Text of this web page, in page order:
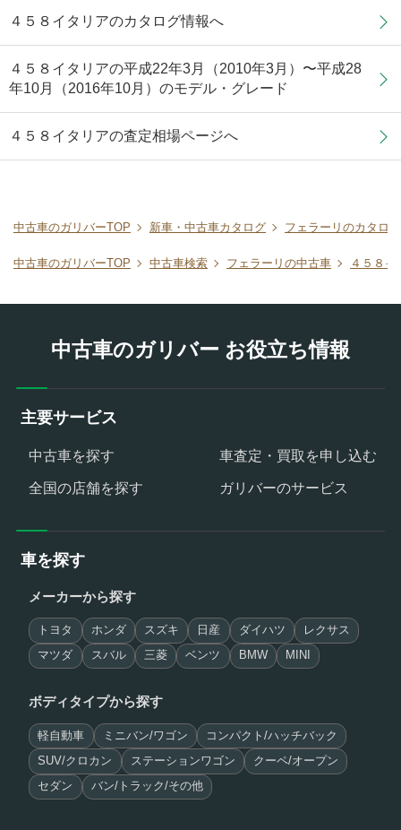
４５８イタリアのカタログ情報へ
４５８イタリアの平成22年3月（2010年3月）〜平成28
年10月（2016年10月）のモデル・グレード
４５８イタリアの査定相場ページへ
中古車のガリバーTOP 新車・中古車カタログ フェラーリのカタログ
中古車のガリバーTOP 中古車検索 フェラーリの中古車 ４５８
中古車のガリバー お役立ち情報
主要サービス
中古車を探す
車査定・買取を申し込む
全国の店舗を探す
ガリバーのサービス
車を探す
メーカーから探す
トヨタ ホンダ スズキ 日産 ダイハツ レクサス
マツダ スバル 三菱 ベンツ BMW MINI
ボディタイプから探す
軽自動車 ミニバン/ワゴン コンパクト/ハッチバック
SUV/クロカン ステーションワゴン クーペ/オープン
セダン バン/トラック/その他